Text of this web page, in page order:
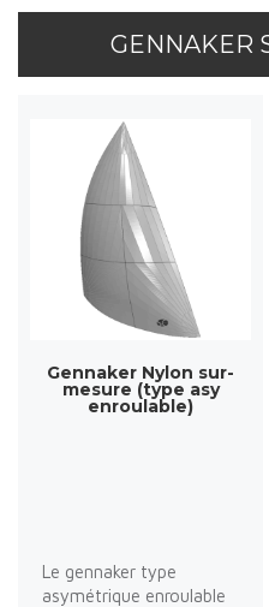
GENNAKER
Gennaker Nylon sur-
mesure (type asy
enroulable)
Le gennaker type
asymétrique enroulable